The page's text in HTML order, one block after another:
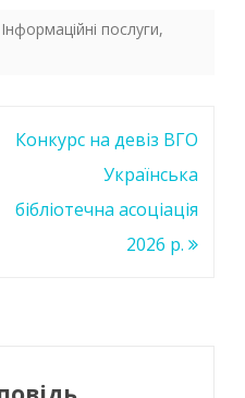
Інформаційні послуги,
Конкурс на девіз ВГО
Українська
бібліотечна асоціація
2026 р.